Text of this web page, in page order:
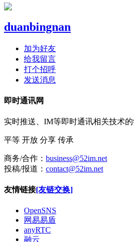
duanbingnan
加为好友
给我留言
打个招呼
发送消息
即时通讯网
实时推送、IM等即时通讯相关技术
平等 开放 分享 传承
商务/合作： business@52im.net
投稿/报道： contact@52im.net
友情链接[友链交换]
OpenSNS
网易易盾
anyRTC
融云